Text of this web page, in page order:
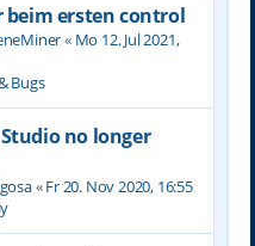
beim ersten control
« Mo 12. Jul 2021,
Bugs
no longer
«Fr 20. Nov 2020, 16:55